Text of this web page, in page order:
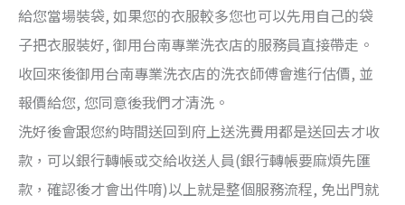
給您當場裝袋, 如果您的衣服較多您也可以先用自己的袋
子把衣服裝好, 御用台南專業洗衣店的服務員直接帶走。
收回來後御用台南專業洗衣店的洗衣師傅會進行估價, 並
報價給您, 您同意後我們才清洗。
洗好後會跟您約時間送回到府上送洗費用都是送回去才收
款，可以銀行轉帳或交給收送人員(銀行轉帳要麻煩先匯
款，確認後才會出件唷)以上就是整個服務流程, 免出門就